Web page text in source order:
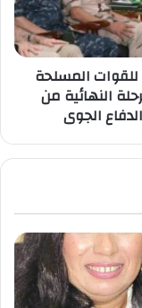
للقوات المسلحة
النهائية من
الجوى